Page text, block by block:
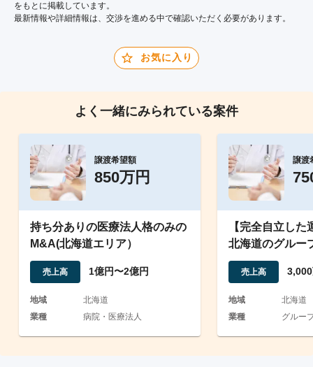
をもとに掲載しています。
最新情報や詳細情報は、交渉を進める中で確認いただく必要があります。
お気に入り
よく一緒にみられている案件
譲渡希望額
850万円
持ち分ありの医療法人格のみの
M&A(北海道エリア）
売上高 1億円〜2億円
地域
北海道
業種
病院・医療法人
譲渡
【完全自立し
北海道のグルー
売上高
地域
北海道
業種
グルー